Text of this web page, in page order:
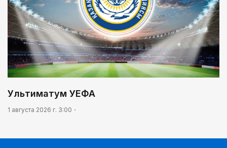
Ультиматум УЕФА
1 августа 2026 г. 3:00